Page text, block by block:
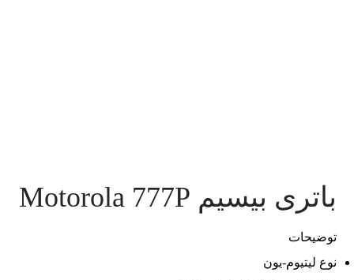
باتری بیسیم Motorola 777P
توضیحات
نوع لیتیوم-یون